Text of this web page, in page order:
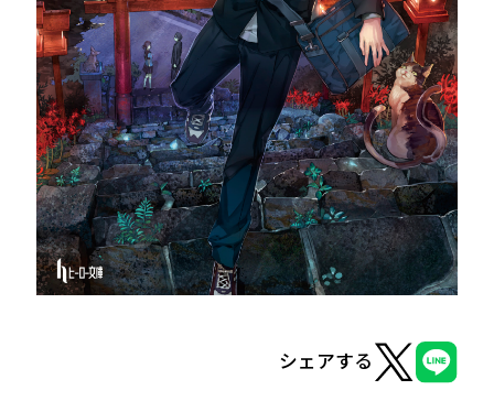
ヒーロー文庫
ヒーローコミックス
シェアする